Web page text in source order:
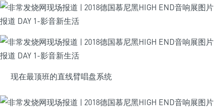
现在最顶班的直线臂唱盘系统